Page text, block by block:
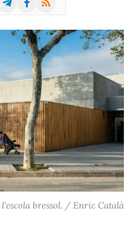
bressol. / Enric Català